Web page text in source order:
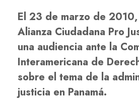
El 23 de marzo de 2010,
Alianza Ciudadana Pro
una audiencia ante la
Interamericana de
sobre el tema de la
justicia en Panamá.